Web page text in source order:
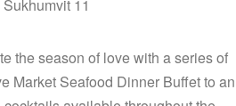
the season of love with a series of
Market Seafood Dinner Buffet to an